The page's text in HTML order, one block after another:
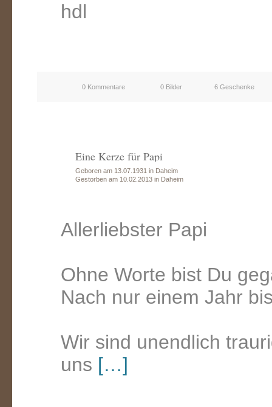
hdl
0 Kommentare 0 Bilder 6 Geschenke
Eine Kerze für Papi
Geboren am 13.07.1931 in Daheim
Gestorben am 10.02.2013 in Daheim
Allerliebster Papi
Ohne Worte bist Du
Nach nur einem Jahr
Wir sind unendlich
uns […]